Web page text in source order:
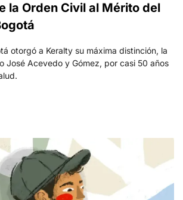
la Orden Civil al Mérito del
otorgó a Keralty su máxima distinción, la
José Acevedo y Gómez, por casi 50 años